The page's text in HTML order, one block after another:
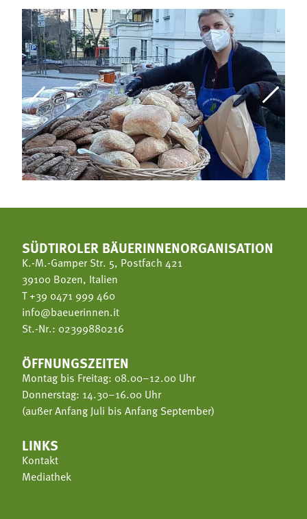
SÜDTIROLER BÄUERINNENORGANISATION
K.-M.-Gamper Str. 5, Postfach 421
39100 Bozen, Italien
T+39 0471 999 460
info@baeuerinnen.it
St.-Nr.: 02399880216
ÖFFNUNGSZEITEN
Montag bis Freitag: 08.00–12.00 Uhr
Donnerstag: 14.30–16.00 Uhr
(außer Anfang Juli bis Anfang September)
LINKS
Kontakt
Mediathek